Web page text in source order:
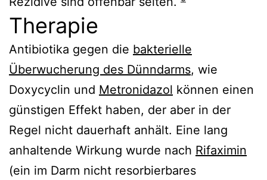
Therapie
Antibiotika gegen die bakterielle
Überwucherung des Dünndarms, wie
Doxycyclin und Metronidazol können einen
günstigen Effekt haben, der aber in der
Regel nicht dauerhaft anhält. Eine lang
anhaltende Wirkung wurde nach Rifaximin
(ein im Darm nicht resorbierbares